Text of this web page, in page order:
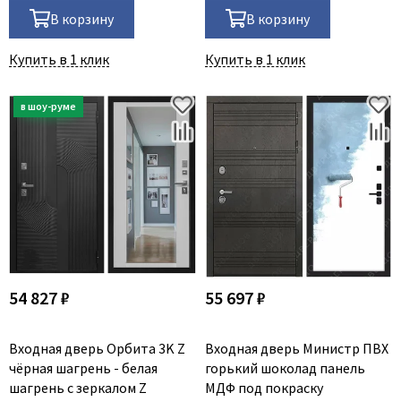
В корзину
Купить в 1 клик
В корзину
Купить в 1 клик
54 827 ₽
Входная дверь Орбита 3K Z
чёрная шагрень - белая
шагрень с зеркалом Z
55 697 ₽
Входная дверь Министр ПВХ
горький шоколад панель
МДФ под покраску